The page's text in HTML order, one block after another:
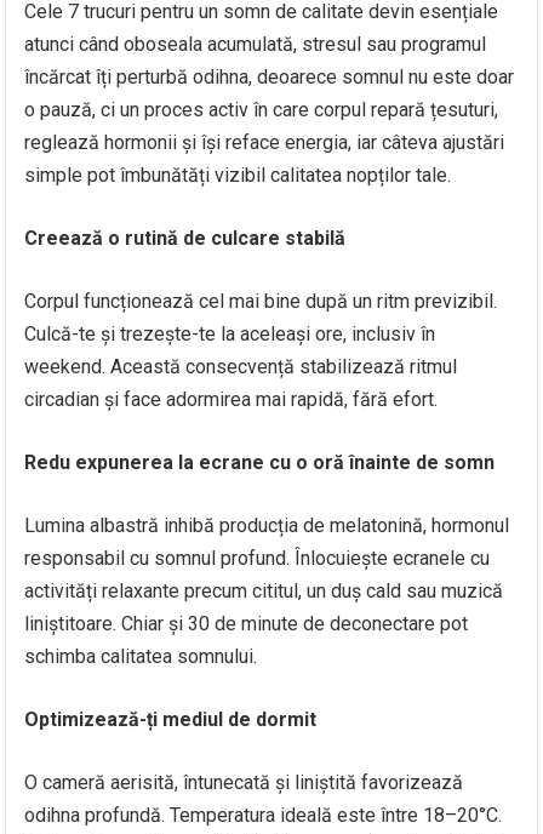
Cele 7 trucuri pentru un somn de calitate devin esențiale
atunci când oboseala acumulată, stresul sau programul
încărcat îți perturbă odihna, deoarece somnul nu este doar
o pauză, ci un proces activ în care corpul repară țesuturi,
reglează hormonii și își reface energia, iar câteva ajustări
simple pot îmbunătăți vizibil calitatea nopților tale.
Creează o rutină de culcare stabilă
Corpul funcționează cel mai bine după un ritm previzibil.
Culcă-te și trezește-te la aceleași ore, inclusiv în
weekend. Această consecvență stabilizează ritmul
circadian și face adormirea mai rapidă, fără efort.
Redu expunerea la ecrane cu o oră înainte de somn
Lumina albastră inhibă producția de melatonină, hormonul
responsabil cu somnul profund. Înlocuiește ecranele cu
activități relaxante precum cititul, un duș cald sau muzică
liniștitoare. Chiar și 30 de minute de deconectare pot
schimba calitatea somnului.
Optimizează-ți mediul de dormit
O cameră aerisită, întunecată și liniștită favorizează
odihna profundă. Temperatura ideală este între 18–20°C.